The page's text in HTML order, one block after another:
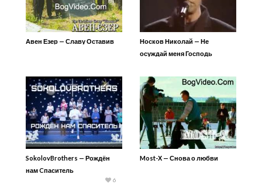
Авен Езер — Славу Оставив
Носков Николай — Не
осуждай меня Господь
SokolovBrothers — Рождён
нам Cпаситель
6
Most-Х — Снова о любви